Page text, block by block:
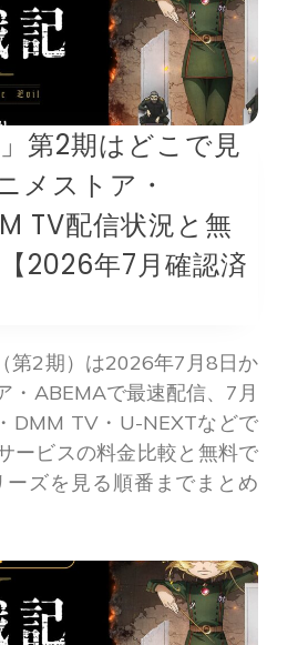
」第2期はどこで見
メストア・
TV配信状況と無
2026年7月確認済
第2期）は2026年7月8日か
・ABEMAで最速配信、7月
DMM TV・U-NEXTなどで
ービスの料金比較と無料で
ーズを見る順番までまとめ